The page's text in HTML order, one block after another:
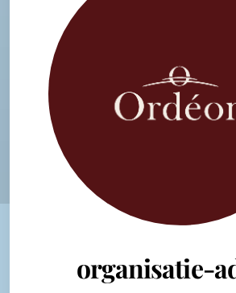
organisatie-